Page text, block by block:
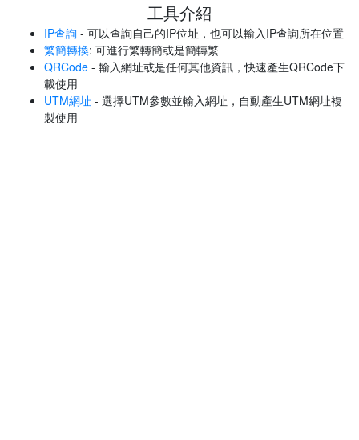
工具介紹
IP查詢 - 可以查詢自己的IP位址，也可以輸入IP查詢所在位置
繁簡轉換: 可進行繁轉簡或是簡轉繁
QRCode - 輸入網址或是任何其他資訊，快速產生QRCode下
載使用
UTM網址 - 選擇UTM參數並輸入網址，自動產生UTM網址複
製使用